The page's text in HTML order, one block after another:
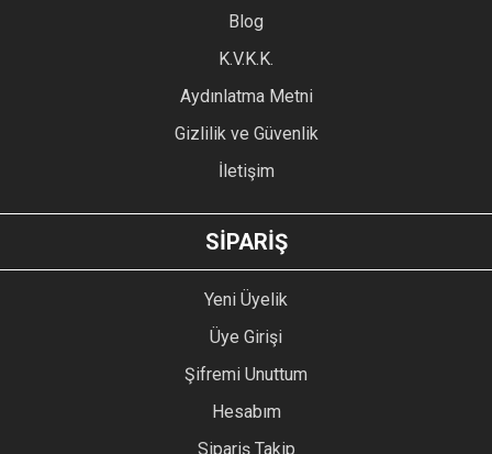
Blog
K.V.K.K.
Aydınlatma Metni
Gizlilik ve Güvenlik
İletişim
SİPARİŞ
Yeni Üyelik
Üye Girişi
Şifremi Unuttum
Hesabım
Sipariş Takip